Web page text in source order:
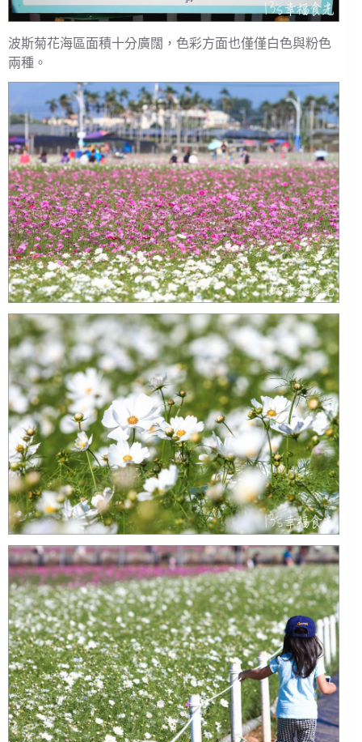
波斯菊花海區面積十分廣闊，色彩方面也僅僅白色與粉色
兩種。